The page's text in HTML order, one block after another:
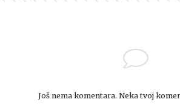
Još nema komentara. Neka tvoj